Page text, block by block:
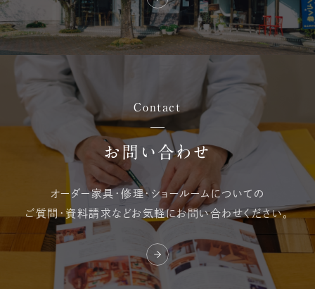
Contact
お問い合わせ
オーダー家具・修理・ ショールームについての
ご質問・資料請求などお気軽にお問い合わせください。